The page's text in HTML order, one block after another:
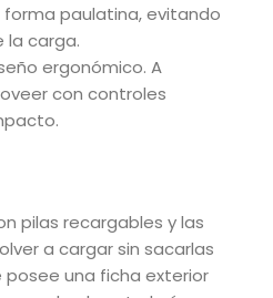
forma paulatina, evitando
la carga.
ergonómico. A
con controles
pilas recargables y las
a cargar sin sacarlas
posee una ficha exterior